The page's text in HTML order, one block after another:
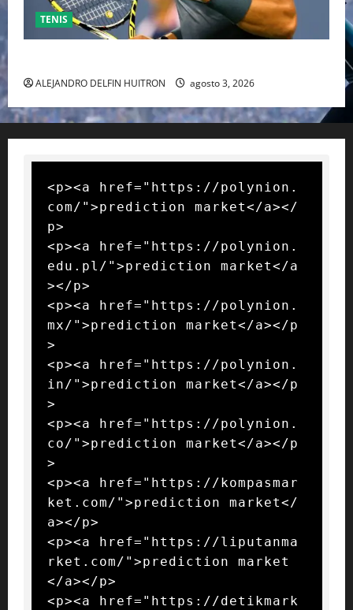
TENIS
ALEJANDRO DELFIN HUITRON agosto 3, 2026
<p><a href="https://polynion.
com/">prediction market</a></
p>
<p><a href="https://polynion.
edu.pl/">prediction market</a
></p>
<p><a href="https://polynion.
mx/">prediction market</a></p
>
<p><a href="https://polynion.
in/">prediction market</a></p
>
<p><a href="https://polynion.
co/">prediction market</a></p
>
<p><a href="https://kompasmar
ket.com/">prediction market</
a></p>
<p><a href="https://liputanma
rket.com/">prediction market
</a></p>
<p><a href="https://detikmark